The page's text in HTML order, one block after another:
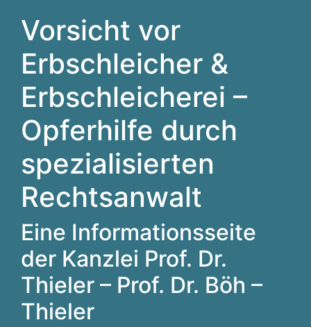
Vorsicht vor
Erbschleicher &
Erbschleicherei –
Opferhilfe durch
spezialisierten
Rechtsanwalt
Eine Informationsseite
der Kanzlei Prof. Dr.
Thieler – Prof. Dr. Böh –
Thieler